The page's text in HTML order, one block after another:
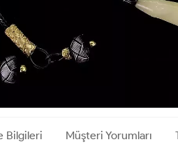
Bilgileri Müşteri Yorumları